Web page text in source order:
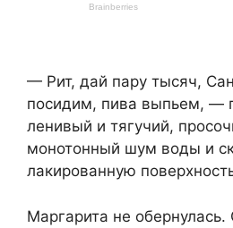
— Рит, дай пару тысяч,
посидим, пива выпьем, —
ленивый и тягучий,
монотонный шум воды и
лакированную
Маргарита не